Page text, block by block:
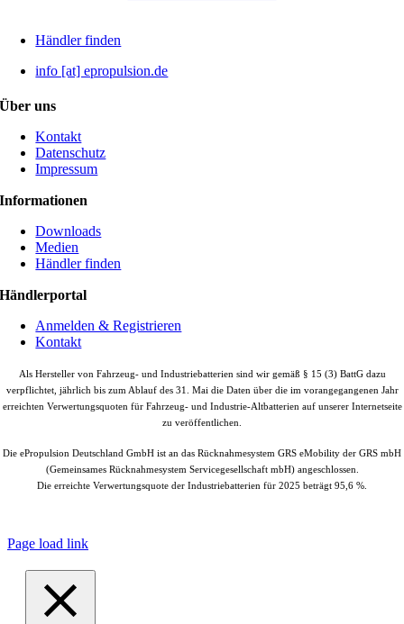
Händler finden
info [at] epropulsion.de
Über uns
Kontakt
Datenschutz
Impressum
Informationen
Downloads
Medien
Händler finden
Händlerportal
Anmelden & Registrieren
Kontakt
Als Hersteller von Fahrzeug- und Industriebatterien sind wir gemäß § 15 (3) BattG dazu
verpflichtet, jährlich bis zum Ablauf des 31. Mai die Daten über die im vorangegangenen Jahr
erreichten Verwertungsquoten für Fahrzeug- und Industrie-Altbatterien auf unserer Internetseite
zu veröffentlichen.
Die ePropulsion Deutschland GmbH ist an das Rücknahmesystem GRS eMobility der GRS mbH
(Gemeinsames Rücknahmesystem Servicegesellschaft mbH) angeschlossen.
Die erreichte Verwertungsquote der Industriebatterien für 2025 beträgt 95,6 %.
Page load link